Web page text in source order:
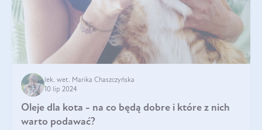
lek. wet. Marika Chaszczyńska
10 lip 2024
Oleje dla kota - na co będą dobre i które z nich
warto podawać?